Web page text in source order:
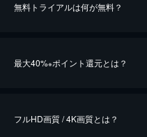
無料トライアルは何が無料？
最大40%※ポイント還元とは？
フルHD画質 / 4K画質とは？